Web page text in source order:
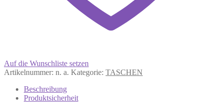
Auf die Wunschliste setzen
Artikelnummer: n. a. Kategorie: TASCHEN
Beschreibung
Produktsicherheit